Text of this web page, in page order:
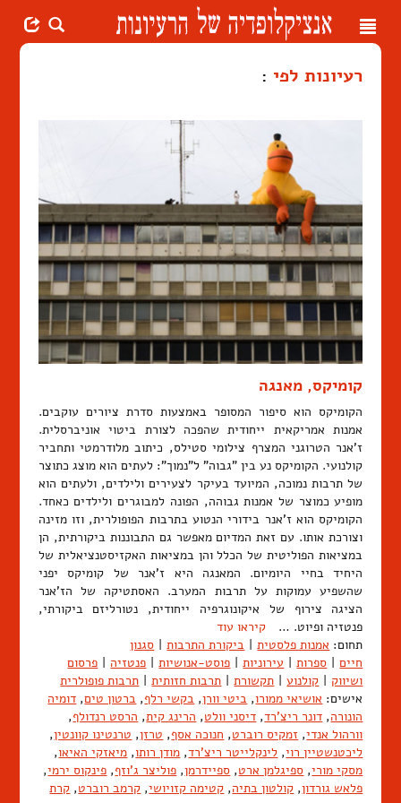
Toggle
רעיונות לפי :
קומיקס, מאנגה
הקומיקס הוא סיפור המסופר באמצעות סדרת ציורים עוקבים.
אמנות אמריקאית ייחודית שהפכה לצורת ביטוי אוניברסלית.
ז'אנר הטרוגני המצרף צילומי סטילס, כיתוב מלודרמטי ותחביר
קולנועי. הקומיקס נע בין "גבוה" ל"נמוך": לעתים הוא מוצג כתוצר
של תרבות נמוכה, המיועד בעיקר לצעירים ולילדים, ולעתים הוא
מופיע כמוצר של אמנות גבוהה, הפונה למבוגרים ולילדים כאחד.
הקומיקס הוא ז'אנר בידורי הנטוע בתרבות הפופולרית, וזו מזינה
וצורכת אותו. עם זאת המדיום מאפשר גם התבוננות ביקורתית, הן
במציאות הפוליטית של הכלל והן במציאות האקזיסטנציאלית של
היחיד בחיי היומיום. המאנגה היא ז'אנר של קומיקס יפני
שהשפיע עמוקות על תרבות המערב. האסתטיקה של הז'אנר
הציגה צירוף של איקונוגרפיה ייחודית, נטורליזם ביקורתי,
פנטזיה ופיוט. … קיראו עוד
תחום: אמנות פלסטית ביקורת התרבות
סגנון
חיים
ספרות עירוניות פוסט-אנושיות פנטזיה
פרסום
ושיווק
קולנוע תקשורת תרבות חזותית
תרבות פופולרית
אישים: אושיאי ממורו, ביטי וורן, בקשי רלף, ברטון טים, דומיה
הונורה, דונר ריצ'רד, דיסני וולט, הרינג קית, הרסט רנדולף,
וורהול אנדי, זמקיס רוברט, חנוכה אסף, טרזן, טרנטינו קוונטין,
ליכטנשטיין רוי, לינקלייטר ריצ'רד, מודן רותו, מיאזקי האיאו,
מסקי מורי, ספיגלמן ארט, ספיידרמן, פוליצר ג'וזף, פינקוס ירמי,
פלאש גורדון, קולטון בתיה, קטימה קזויושי, קרמב רוברט, קרת